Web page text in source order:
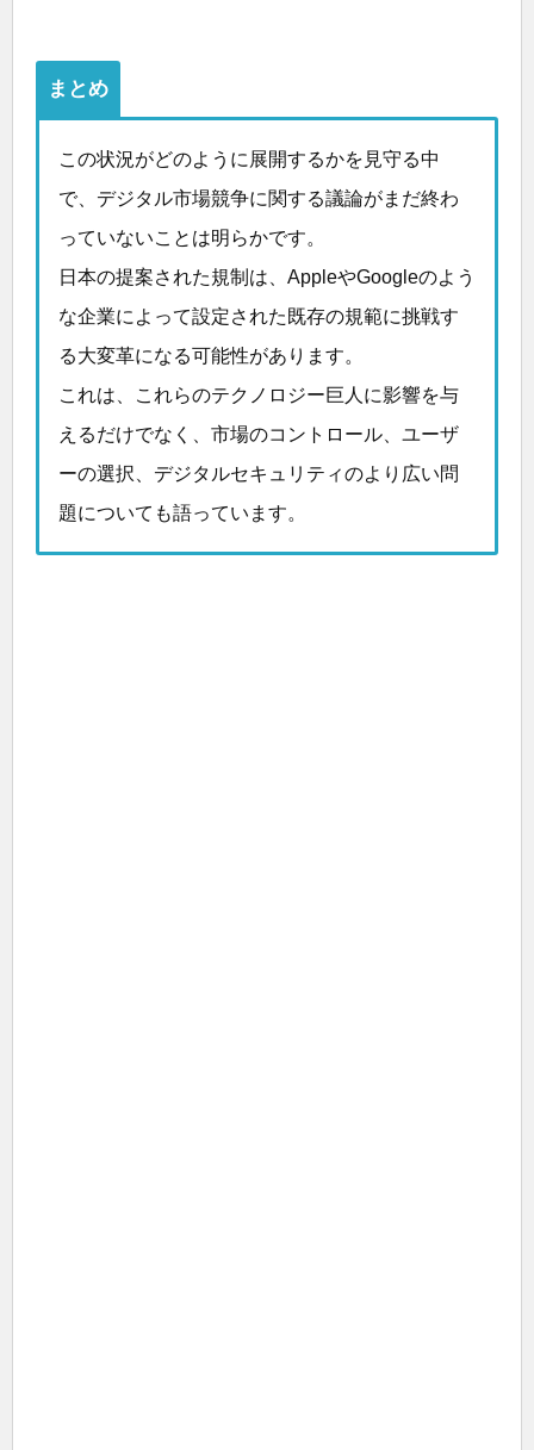
まとめ
この状況がどのように展開するかを見守る中
で、デジタル市場競争に関する議論がまだ終わ
っていないことは明らかです。
日本の提案された規制は、AppleやGoogleのよう
な企業によって設定された既存の規範に挑戦す
る大変革になる可能性があります。
これは、これらのテクノロジー巨人に影響を与
えるだけでなく、市場のコントロール、ユーザ
ーの選択、デジタルセキュリティのより広い問
題についても語っています。